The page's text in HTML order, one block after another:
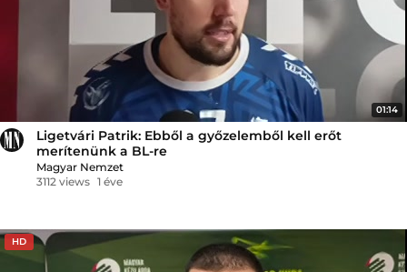
01:14
Ligetvári Patrik: Ebből a győzelemből kell erőt
merítenünk a BL-re
Magyar Nemzet
3112 views 1 éve
HD